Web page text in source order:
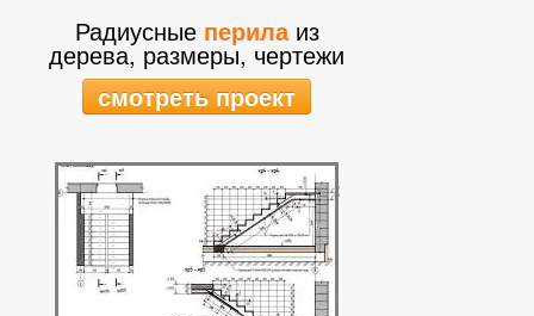
Радиусные перилаиз
дерева, размеры, чертежи
смотреть проект